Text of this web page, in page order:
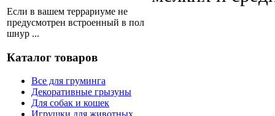
Если в вашем террариуме не
предусмотрен встроенный в пол
шнур ...
Каталог товаров
Все для груминга
Декоративные грызуны
Для собак и кошек